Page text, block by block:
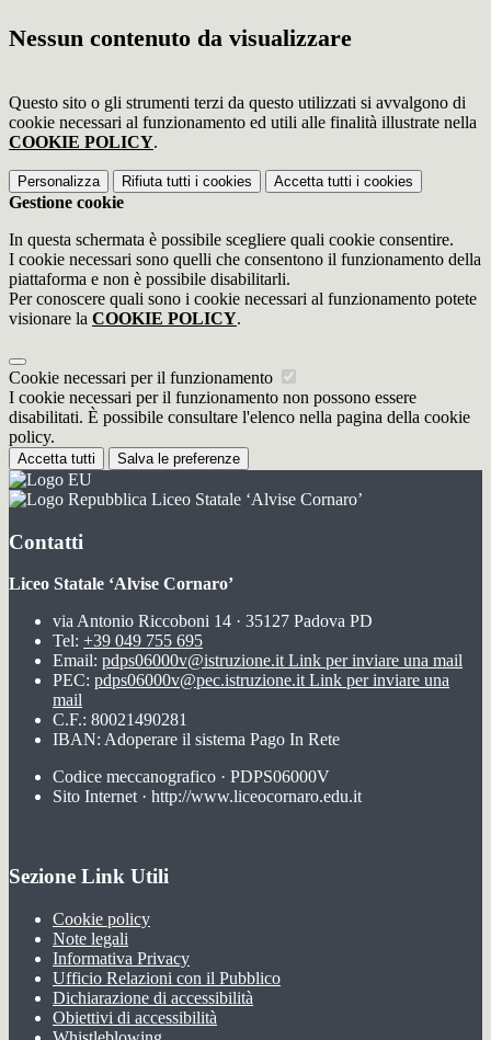
Nessun contenuto da visualizzare
Questo sito o gli strumenti terzi da questo utilizzati si avvalgono di
cookie necessari al funzionamento ed utili alle finalità illustrate nella
COOKIE POLICY.
Personalizza Rifiuta tutti i cookies Accetta tutti i cookies
Gestione cookie
In questa schermata è possibile scegliere quali cookie consentire.
I cookie necessari sono quelli che consentono il funzionamento della
piattaforma e non è possibile disabilitarli.
Per conoscere quali sono i cookie necessari al funzionamento potete
visionare la COOKIE POLICY.
Cookie necessari per il funzionamento
I cookie necessari per il funzionamento non possono essere
disabilitati. È possibile consultare l'elenco nella pagina della cookie
policy.
Accetta tutti Salva le preferenze
Liceo Statale ‘Alvise Cornaro’
Contatti
Liceo Statale ‘Alvise Cornaro’
via Antonio Riccoboni 14 · 35127 Padova PD
Tel: +39 049 755 695
Email: pdps06000v@istruzione.it Link per inviare una mail
PEC: pdps06000v@pec.istruzione.it Link per inviare una
mail
C.F.: 80021490281
IBAN: Adoperare il sistema Pago In Rete
Codice meccanografico · PDPS06000V
Sito Internet · http://www.liceocornaro.edu.it
Sezione Link Utili
Cookie policy
Note legali
Informativa Privacy
Ufficio Relazioni con il Pubblico
Dichiarazione di accessibilità
Obiettivi di accessibilità